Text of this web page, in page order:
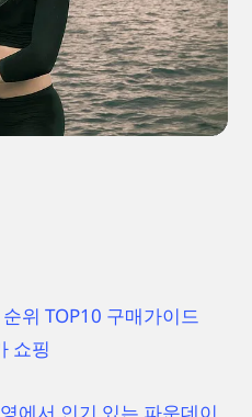
위 TOP10 구매가이드
쇼핑